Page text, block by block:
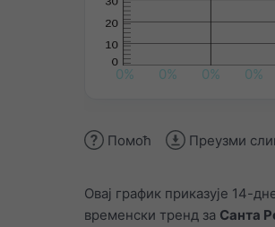
0% 0% 0% 0%
Помоћ Преузми
Овај график приказује 14-
временски тренд за Санта